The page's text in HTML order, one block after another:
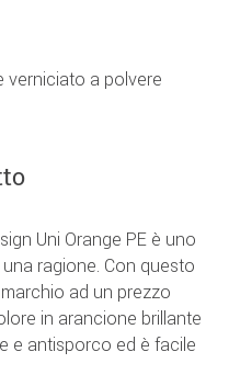
verniciato a polvere
Uni Orange PE è uno
ragione. Con questo
ad un prezzo
in arancione brillante
e antisporco ed è facile